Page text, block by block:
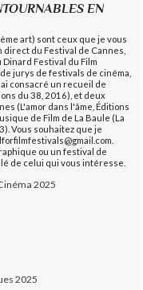
EN
art) sont ceux que je vous
du Festival de Cannes,
Festival du Film
jurys de festivals de cinéma,
consacré un recueil de
du 38, 2016), et deux
(L'amor dans l'âme, Éditions
de Film de La Baule (La
Vous souhaitez que je
ou un festival de
de celui qui vous intéresse.
2025
2025